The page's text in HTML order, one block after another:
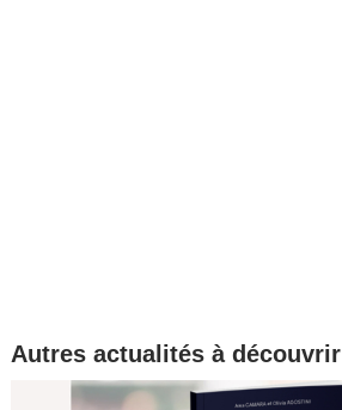
Autres actualités à découvrir